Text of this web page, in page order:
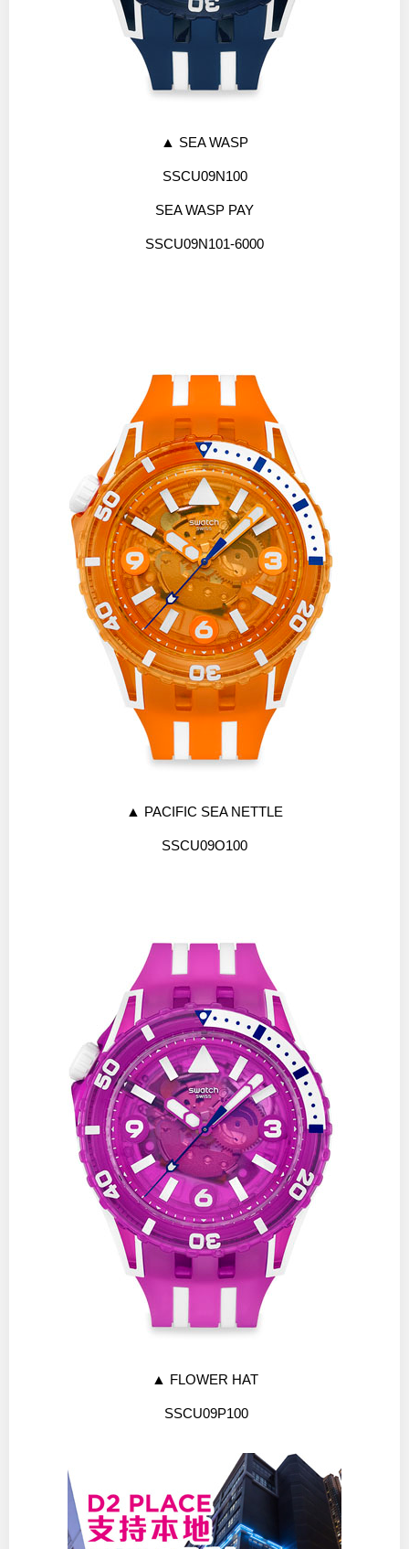
▲ SEA WASP
SSCU09N100
SEA WASP PAY
SSCU09N101-6000
▲ PACIFIC SEA NETTLE
SSCU09O100
▲ FLOWER HAT
SSCU09P100